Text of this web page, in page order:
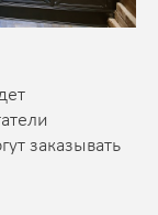
заказывать